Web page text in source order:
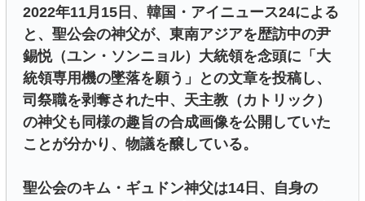
2022年11月15日、韓国・アイニュース24による
と、聖公会の神父が、東南アジアを歴訪中の尹
錫悦（ユン・ソンニョル）大統領を念頭に「大
統領専用機の墜落を願う」との文章を投稿し、
司祭職を剥奪された中、天主教（カトリック）
の神父も同様の趣旨の合成画像を公開していた
ことが分かり、物議を醸している。
聖公会のキム・ギュドン神父は14日、自身の